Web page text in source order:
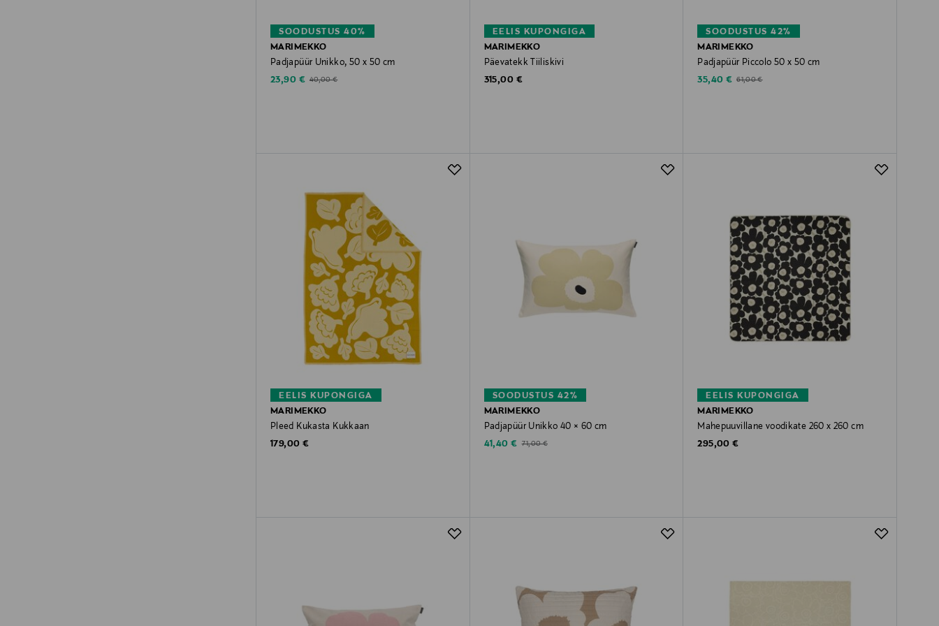
SOODUSTUS 40%
MARIMEKKO
Padjapüür Unikko, 50 x 50 cm
Discounted Price
23,90 € Original Price
40,00 €
EELIS KUPONGIGA
MARIMEKKO
Päevatekk Tiiliskivi
Original Price
315,00 €
SOODUSTUS 42%
MARIMEKKO
Padjapüür Piccolo 50 x 50 cm
Discounted Price
35,40 € Original Price
61,00 €
EELIS KUPONGIGA
MARIMEKKO
Pleed Kukasta Kukkaan
Original Price
179,00 €
SOODUSTUS 42%
MARIMEKKO
Padjapüür Unikko 40 × 60 cm
Discounted Price
41,40 € Original Price
71,00 €
EELIS KUPONGIGA
MARIMEKKO
Mahepuuvillane voodikate 260 x 260 cm
Original Price
295,00 €